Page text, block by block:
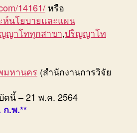
14161/ หรือ
ห์นโยบายและแผน
ญาโททุกสาขา,ปริญญาโท
มหานคร (สำนักงานการวิจัย
นี้ – 21 พ.ค. 2564
ก.พ.**